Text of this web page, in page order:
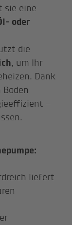
sie eine
oder
die
, um Ihr
Dank
–
liefert